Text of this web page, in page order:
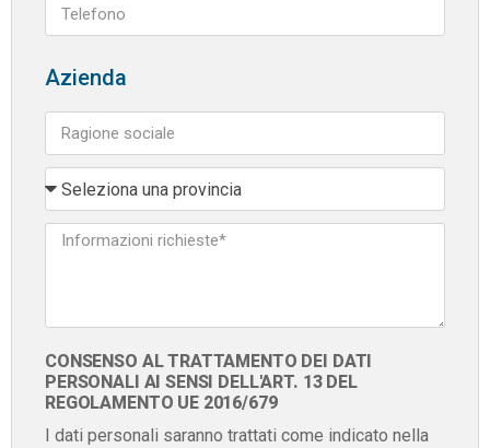
Azienda
CONSENSO AL TRATTAMENTO DEI DATI
PERSONALI AI SENSI DELL'ART. 13 DEL
REGOLAMENTO UE 2016/679
I dati personali saranno trattati come indicato nella